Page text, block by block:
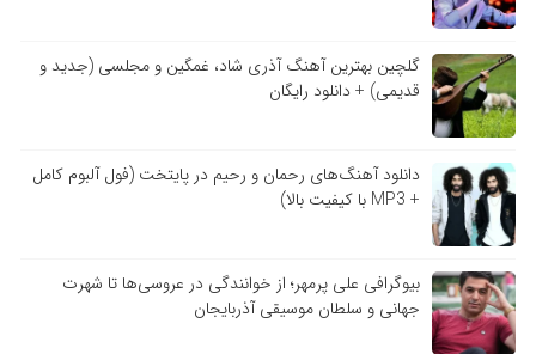
گلچین بهترین آهنگ آذری شاد، غمگین و مجلسی (جدید و
قدیمی) + دانلود رایگان
دانلود آهنگ‌های رحمان و رحیم در پایتخت (فول آلبوم کامل
+ MP3 با کیفیت بالا)
بیوگرافی علی پرمهر؛ از خوانندگی در عروسی‌ها تا شهرت
جهانی و سلطان موسیقی آذربایجان